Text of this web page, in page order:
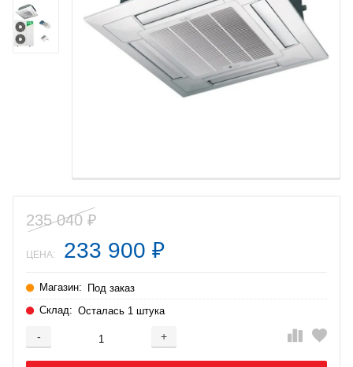
235 040 ₽
ЦЕНА: 233 900 ₽
Магазин: Под заказ
Склад: Осталась 1 штука
- +
Добавляется...
Добавлен